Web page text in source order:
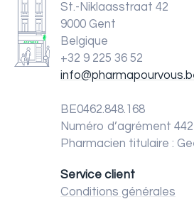
St.-Niklaasstraat 42
9000 Gent
Belgique
+32 9 225 36 52
BE0462.848.168
Numéro d’agrément
Pharmacien titulaire :
Service client
Conditions générales